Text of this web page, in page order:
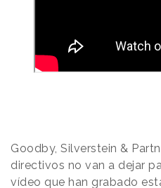
Goodby, Silverstein &
directivos no van a dejar
vídeo que han grabado